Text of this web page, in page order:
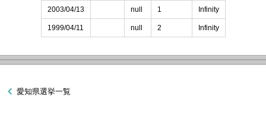
2003/04/13 null 1 Infinity
1999/04/11 null 2 Infinity
愛知県選挙一覧